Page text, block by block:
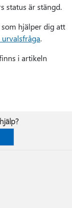
status är stängd.
hjälper dig att
urvalsfråga.
i artikeln